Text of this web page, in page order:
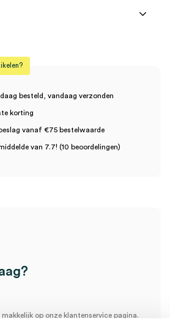
latex-foley
te beoordelen
besteld, vandaag verzonden
korting
vanaf €75 bestelwaarde
van 7.7! (10 beoordelingen)
op onze klantenservice pagina.